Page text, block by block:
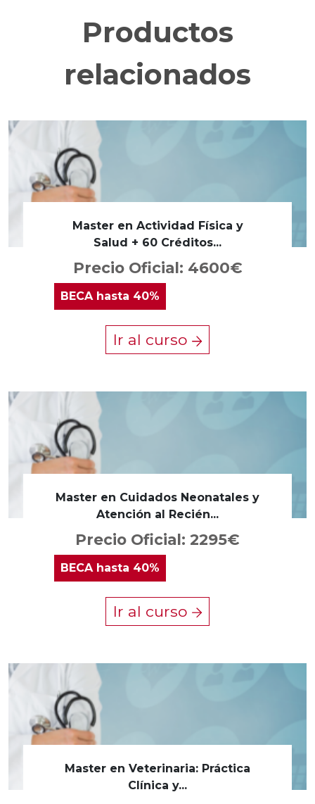
Productos
relacionados
Master en Actividad Física y
Salud + 60 Créditos...
Precio Oficial: 4600€
BECAhasta 40%
Ir al curso
Master en Cuidados Neonatales y
Atención al Recién...
Precio Oficial: 2295€
BECA hasta 40%
Ir al curso
Master en Veterinaria: Práctica
Clínica y...